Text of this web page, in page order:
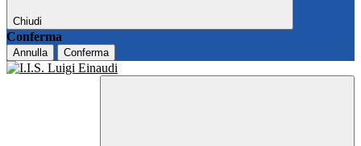
Chiudi
Conferma
Annulla Conferma